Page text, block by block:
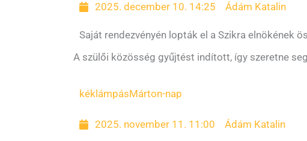
2025. december 10. 14:25 Ádám Katalin
Saját rendezvényén lopták el a Szikra elnökének
A szülői közösség gyűjtést indított, így szeretne
kéklámpásMárton-nap
2025. november 11. 11:00 Ádám Katalin